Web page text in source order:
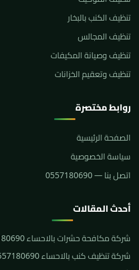
تنظيف الكنب بالبخار
تنظيف المجالس
تنظيف وصيانة المكيفات
تنظيف وتعقيم الخزانات
روابط مختصرة
الصفحة الرئيسية
سياسة الخصوصية
اتصل بنا — 0557180690
أحدث المقالات
شركة مكافحة حشرات بالاحساء 0557180690 | الرحمة كلين
شركة تنظيف كنب بالاحساء 0557180690 غسيل مجالس بالبخار